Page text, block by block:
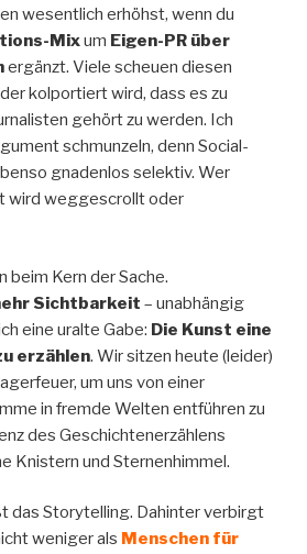
wesentlich erhöhst, wenn du
Mixum Eigen-PR über
ergänzt. Viele scheuen diesen
kolportiert wird, dass es zu
gehört zu werden. Ich
schmunzeln, denn Social-
gnadenlos selektiv. Wer
wird weggescrollt oder
beim Kern der Sache.
Sichtbarkeit – unabhängig
eine uralte Gabe: Die Kunst eine
erzählen. Wir sitzen heute (leider)
um uns von einer
in fremde Welten entführen zu
des Geschichtenerzählens
Knistern und Sternenhimmel.
das Storytelling. Dahinter verbirgt
weniger als Menschen für